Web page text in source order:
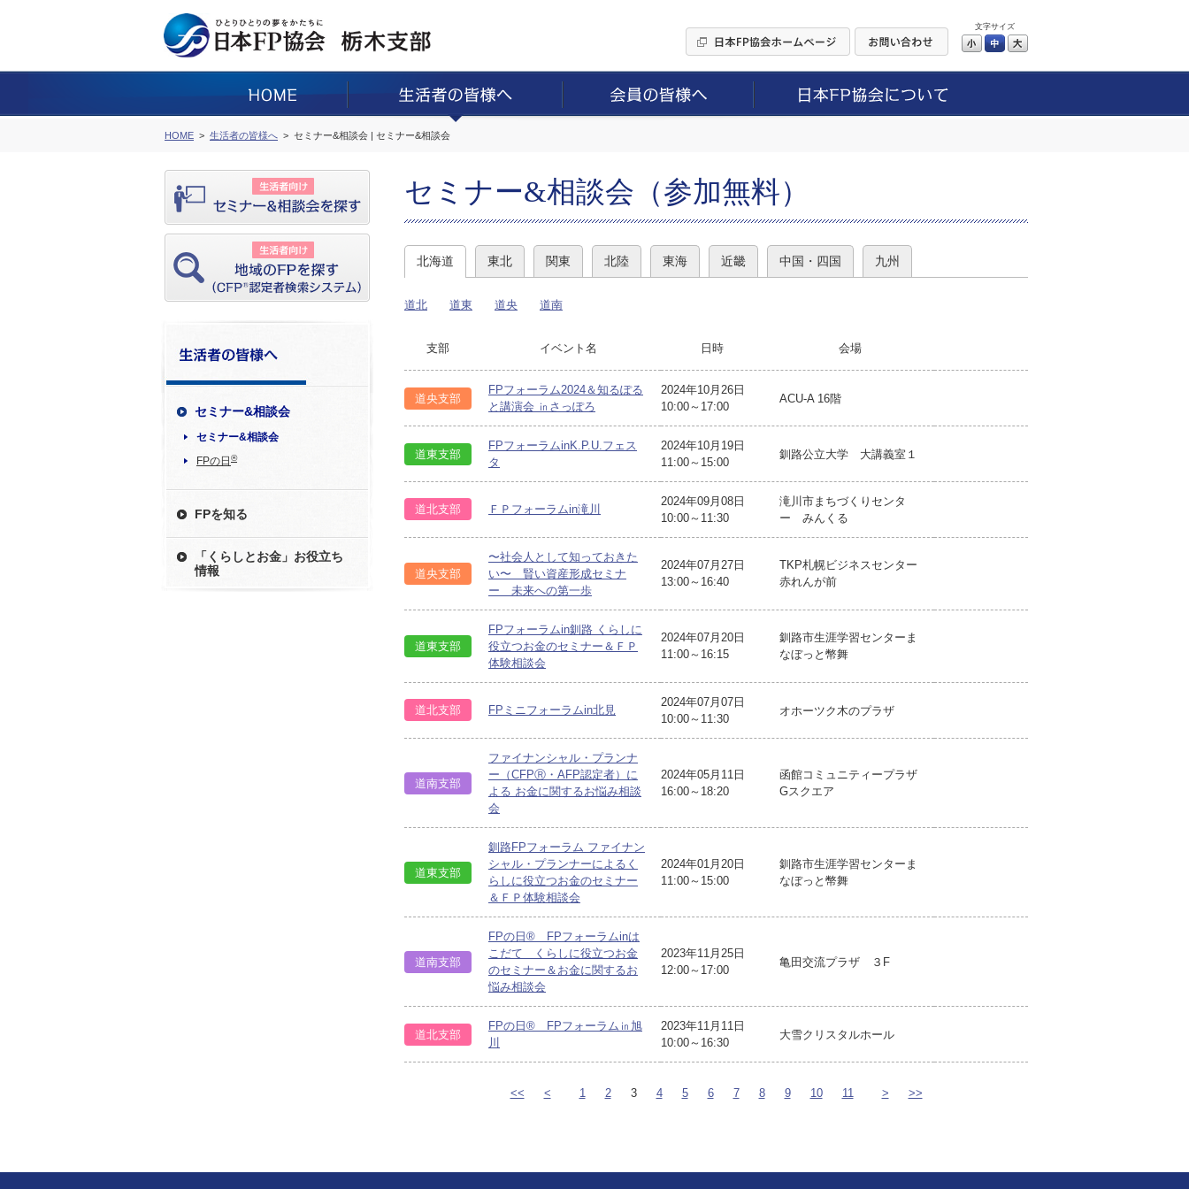
文字サイズ
小 中
HOME 生活者の皆様へ セミナー&相談会 | セミナー&相談会
セミナー&相談会
セミナー&相談会
FPの日 ®
FPを知る
「くらしとお金」お役立ち
情報
セミナー&相談会（参加無料）
北海道 東北 関東 北陸 東海 近畿 中国・四国 九州
道北 道東 道央 道南
支部 イベント名 日時 会場
道央支部
FPフォーラム2024＆知るぽる
と講演会 ㏌さっぽろ
2024年10月26日
10:00～17:00
ACU-A 16階
道東支部
FPフォーラムinK.P.U.フェス
タ
2024年10月19日
11:00～15:00
釧路公立大学 大講義室１
道北支部 ＦＰフォーラムin滝川
2024年09月08日
10:00～11:30
滝川市まちづくりセンタ
ー みんくる
道央支部
〜社会人として知っておきた
い〜 賢い資産形成セミナ
ー 未来への第一歩
2024年07月27日
13:00～16:40
TKP札幌ビジネスセンター
赤れんが前
道東支部
FPフォーラムin釧路 くらしに
役立つお金のセミナー＆ＦＰ
体験相談会
2024年07月20日
11:00～16:15
釧路市生涯学習センターま
なぼっと幣舞
道北支部 FPミニフォーラムin北見
2024年07月07日
10:00～11:30
オホーツク木のプラザ
道南支部
ファイナンシャル・プランナ
ー（CFPⓇ・AFP認定者）に
よる お金に関するお悩み相談
会
2024年05月11日
16:00～18:20
函館コミュニティープラザ
Gスクエア
道東支部
釧路FPフォーラム ファイナン
シャル・プランナーによるく
らしに役立つお金のセミナー
＆ＦＰ体験相談会
2024年01月20日
11:00～15:00
釧路市生涯学習センターま
なぼっと幣舞
道南支部
FPの日® FPフォーラムinは
こだて くらしに役立つお金
のセミナー＆お金に関するお
悩み相談会
2023年11月25日
12:00～17:00
亀田交流プラザ ３F
道北支部
FPの日® FPフォーラム㏌旭
川
2023年11月11日
10:00～16:30
大雪クリスタルホール
<< < 1 2 3 4 5 6 7 8 9 10 11 > >>